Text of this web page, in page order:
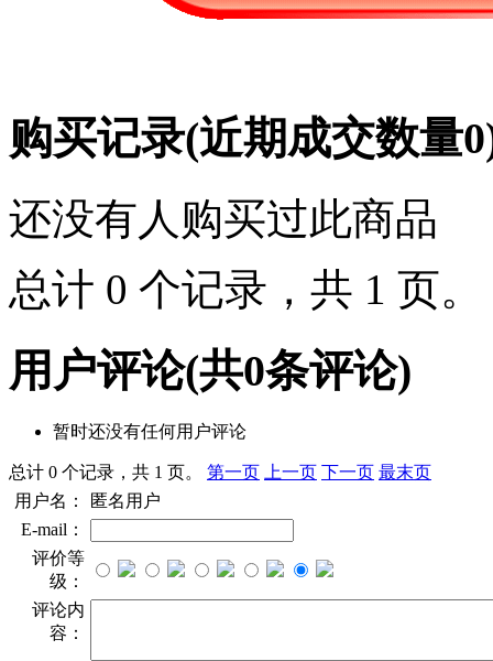
购买记录(近期成交数量0
还没有人购买过此商品
总计 0 个记录，共 1 页。
用户评论(共0条评论)
暂时还没有任何用户评论
总计 0 个记录，共 1 页。 第一页 上一页 下一页 最末页
用户名：
匿名用户
E-mail：
评价等
级：
评论内
容：